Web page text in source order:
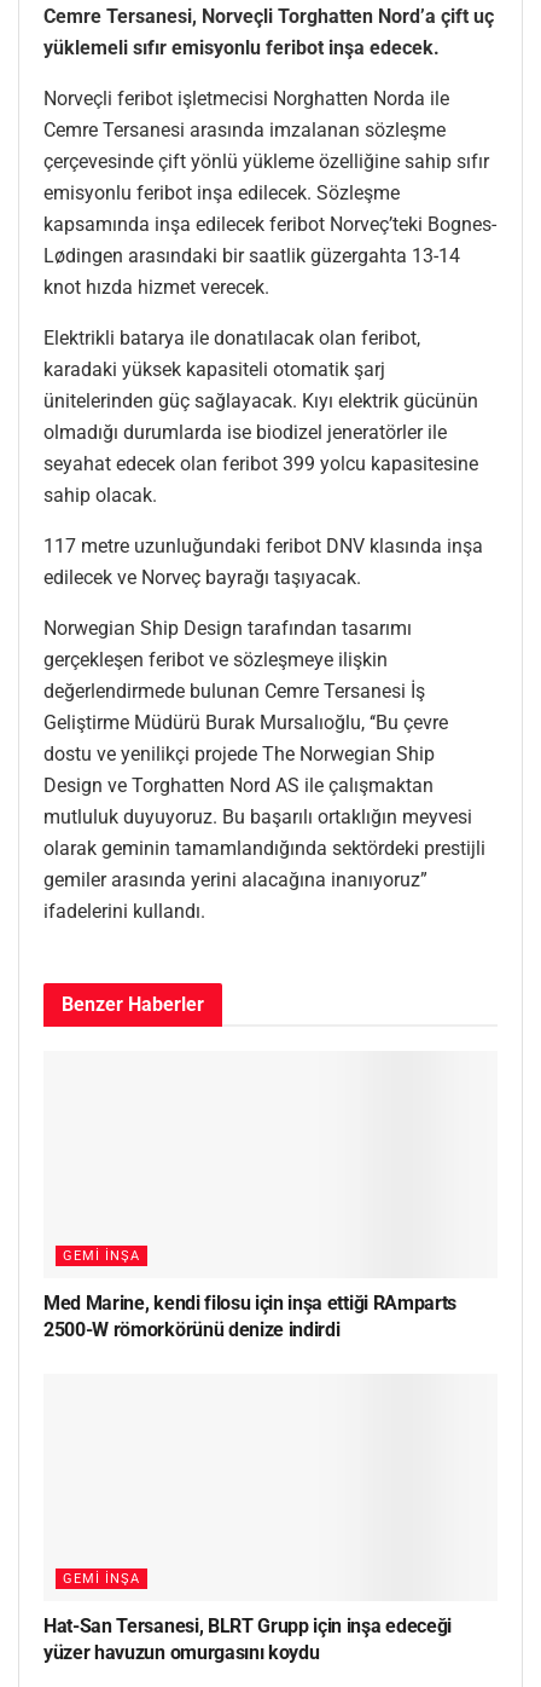
Cemre Tersanesi, Norveçli Torghatten Nord’a çift uç
yüklemeli sıfır emisyonlu feribot inşa edecek.
Norveçli feribot işletmecisi Norghatten Norda ile
Cemre Tersanesi arasında imzalanan sözleşme
çerçevesinde çift yönlü yükleme özelliğine sahip sıfır
emisyonlu feribot inşa edilecek. Sözleşme
kapsamında inşa edilecek feribot Norveç’teki Bognes-
Lødingen arasındaki bir saatlik güzergahta 13-14
knot hızda hizmet verecek.
Elektrikli batarya ile donatılacak olan feribot,
karadaki yüksek kapasiteli otomatik şarj
ünitelerinden güç sağlayacak. Kıyı elektrik gücünün
olmadığı durumlarda ise biodizel jeneratörler ile
seyahat edecek olan feribot 399 yolcu kapasitesine
sahip olacak.
117 metre uzunluğundaki feribot DNV klasında inşa
edilecek ve Norveç bayrağı taşıyacak.
Norwegian Ship Design tarafından tasarımı
gerçekleşen feribot ve sözleşmeye ilişkin
değerlendirmede bulunan Cemre Tersanesi İş
Geliştirme Müdürü Burak Mursalıoğlu, ‘‘Bu çevre
dostu ve yenilikçi projede The Norwegian Ship
Design ve Torghatten Nord AS ile çalışmaktan
mutluluk duyuyoruz. Bu başarılı ortaklığın meyvesi
olarak geminin tamamlandığında sektördeki prestijli
gemiler arasında yerini alacağına inanıyoruz”
ifadelerini kullandı.
Benzer Haberler
GEMI İNŞA
Med Marine, kendi filosu için inşa ettiği RAmparts
2500-W römorkörünü denize indirdi
GEMI İNŞA
Hat-San Tersanesi, BLRT Grupp için inşa edeceği
yüzer havuzun omurgasını koydu